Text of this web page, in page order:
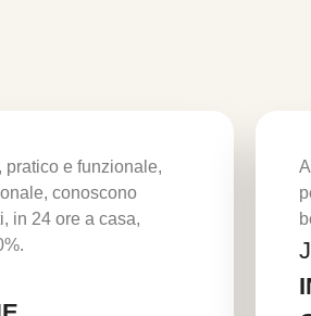
e funzionale,
conoscono
in 24 ore a casa,